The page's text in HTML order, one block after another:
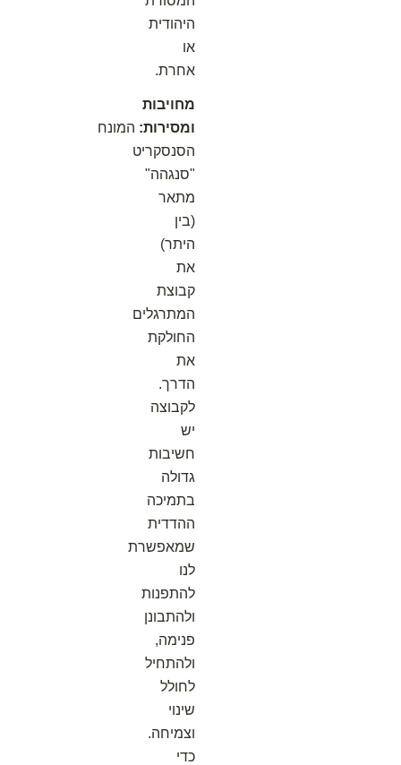
היהודית
או
אחרת.
מחויבות
ומסירות: המונח
הסנסקריט
"סנגהה"
מתאר
(בין
היתר)
את
קבוצת
המתרגלים
החולקת
את
הדרך.
לקבוצה
יש
חשיבות
גדולה
בתמיכה
ההדדית
שמאפשרת
לנו
להתפנות
ולהתבונן
פנימה,
ולהתחיל
לחולל
שינוי
וצמיחה.
כדי